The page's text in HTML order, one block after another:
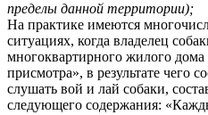
пределы данной территории);
На практике имеются
ситуациях, когда владелец
многоквартирного жилого дома
присмотра», в результате чего
слушать вой и лай собаки,
следующего содержания: